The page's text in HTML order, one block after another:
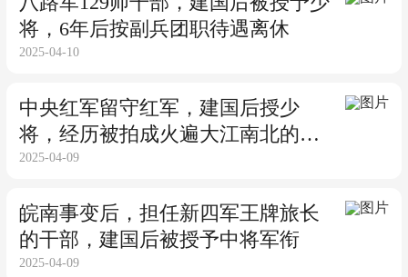
将，6年后按副兵团职待遇离休
2025-04-10
中央红军留守红军，建国后授少
将，经历被拍成火遍大江南北的电
影
2025-04-09
皖南事变后，担任新四军王牌旅长
的干部，建国后被授予中将军衔
2025-04-09